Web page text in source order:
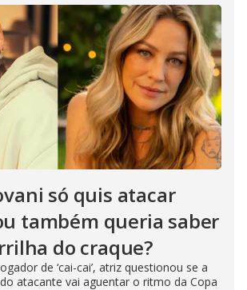
só quis atacar
também queria saber
do craque?
de ‘cai-cai’, atriz questionou se a
atacante vai aguentar o ritmo da Copa